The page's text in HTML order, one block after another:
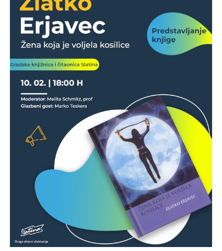
TRENUTNO OTVORENO
Predstavljanje knjige: Zlatko Erjavec – Žena
koja je voljela kosilice
07.02.2022.
slatina.net